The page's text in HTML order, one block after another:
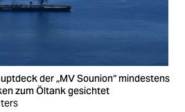
der „MV Sounion“ mindestens
zum Öltank gesichtet